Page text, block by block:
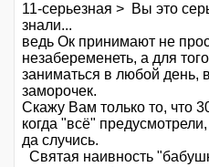
11-серьезная > Вы это
знали...
ведь Ок принимают не
незабеременеть, а для
заниматься в любой день,
заморочек.
Скажу Вам только то, что
когда "всё"
да случись.
Святая наивность